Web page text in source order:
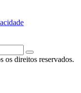
os direitos reservados.